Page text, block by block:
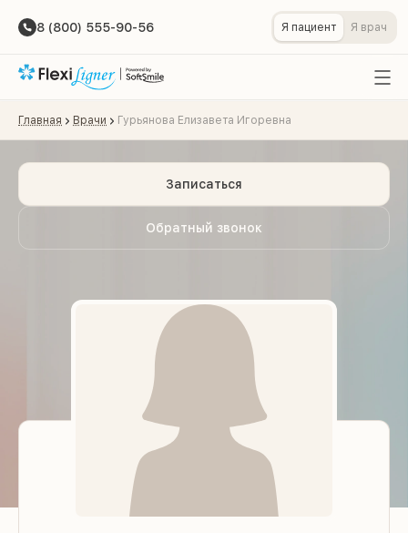
8 (800) 555-90-56 Я пациент Я врач
Главная Врачи Гурьянова Елизавета Игоревна
Обратный звонок
Записаться